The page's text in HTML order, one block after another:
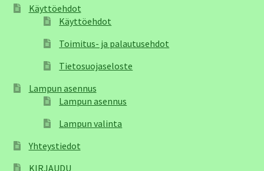
Käyttöehdot
Käyttöehdot
Toimitus- ja palautusehdot
Tietosuojaseloste
Lampun asennus
Lampun asennus
Lampun valinta
Yhteystiedot
KIRJAUDU